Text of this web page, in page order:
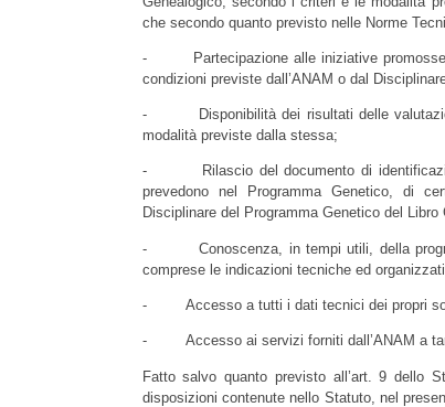
che secondo quanto previsto nelle Norme
- Partecipazione alle iniziative promosse
condizioni previste dall’ANAM o dal
- Disponibilità dei risultati delle valutazioni
modalità previste dalla stessa;
- Rilascio del documento di
prevedono nel Programma Genetico, di
Disciplinare del Programma Genetico del
- Conoscenza, in tempi utili, della
comprese le indicazioni tecniche ed
- Accesso a tutti i dati tecnici dei propri
- Accesso ai servizi forniti dall’ANAM a
Fatto salvo quanto previsto all’art. 9 dello
disposizioni contenute nello Statuto, nel